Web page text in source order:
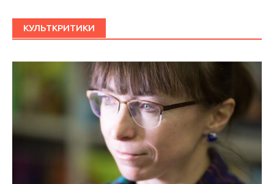
КУЛЬТКРИТИКИ